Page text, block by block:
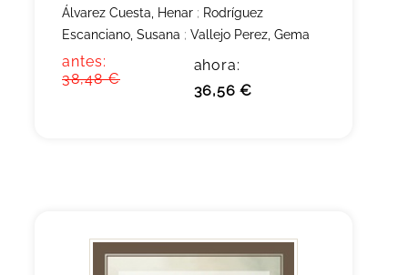
Álvarez Cuesta, Henar ; Rodríguez
Escanciano, Susana ; Vallejo Perez, Gema
antes:
38,48 €
ahora:
36,56 €